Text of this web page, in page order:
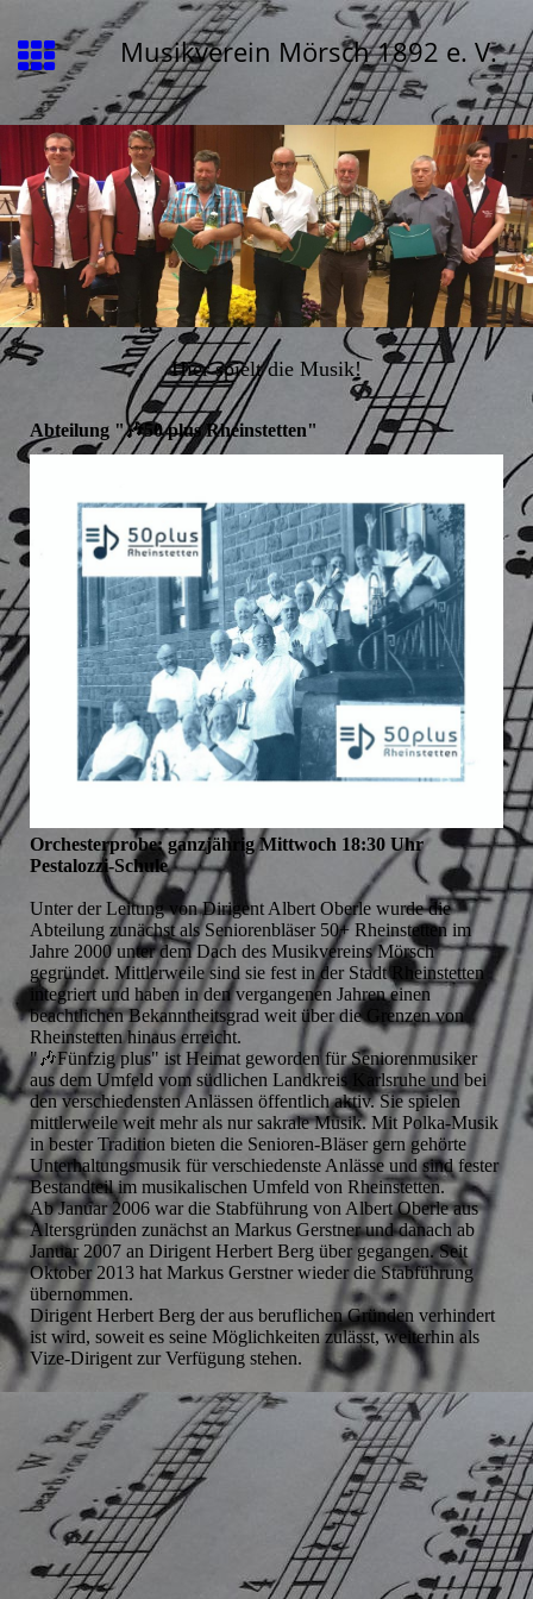
Musikverein Mörsch 1892 e. V.
Hier spielt die Musik!
Abteilung "🎶50 plus Rheinstetten"
Orchesterprobe: ganzjährig Mittwoch 18:30 Uhr
Pestalozzi-Schule
Unter der Leitung von Dirigent Albert Oberle wurde die
Abteilung zunächst als Seniorenbläser 50+ Rheinstetten im
Jahre 2000 unter dem Dach des Musikvereins Mörsch
gegründet. Mittlerweile sind sie fest in der Stadt Rheinstetten
integriert und haben in den vergangenen Jahren einen
beachtlichen Bekanntheitsgrad weit über die Grenzen von
Rheinstetten hinaus erreicht.
"🎶Fünfzig plus" ist Heimat geworden für Seniorenmusiker
aus dem Umfeld vom südlichen Landkreis Karlsruhe und bei
den verschiedensten Anlässen öffentlich aktiv. Sie spielen
mittlerweile weit mehr als nur sakrale Musik. Mit Polka-Musik
in bester Tradition bieten die Senioren-Bläser gern gehörte
Unterhaltungsmusik für verschiedenste Anlässe und sind fester
Bestandteil im musikalischen Umfeld von Rheinstetten.
Ab Januar 2006 war die Stabführung von Albert Oberle aus
Altersgründen zunächst an Markus Gerstner und danach ab
Januar 2007 an Dirigent Herbert Berg über gegangen. Seit
Oktober 2013 hat Markus Gerstner wieder die Stabführung
übernommen.
Dirigent Herbert Berg der aus beruflichen Gründen verhindert
ist wird, soweit es seine Möglichkeiten zulässt, weiterhin als
Vize-Dirigent zur Verfügung stehen.